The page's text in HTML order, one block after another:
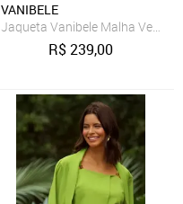
VANIBELE
Jaqueta Vanibele Malha Verde
R$239,00